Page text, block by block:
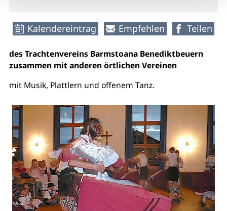
Kalendereintrag Empfehlen Teilen
des Trachtenvereins Barmstoana Benediktbeuern
zusammen mit anderen örtlichen Vereinen
mit Musik, Plattlern und offenem Tanz.